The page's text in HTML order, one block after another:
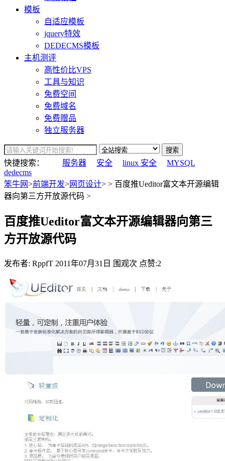
模板
自适应模板
jquery特效
DEDECMS模板
主机测评
高性价比VPS
工具与知识
免费空间
免费域名
免费赠品
独立服务器
搜索
快捷搜索： 服务器 安全 linux 安全
MYSQL
dedecms
笨牛网>前端开发>网页设计> > 百度推Ueditor富文本开源编辑
器向第三方开放源代码 >
百度推Ueditor富文本开源编辑器向第三
方开放源代码
发布者: RppfT 2011年07月31日 围观次 点赞:2